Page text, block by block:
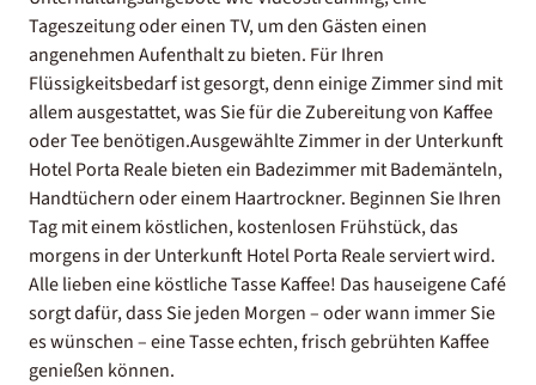
Tageszeitung oder einen TV, um den Gästen einen
angenehmen Aufenthalt zu bieten. Für Ihren
Flüssigkeitsbedarf ist gesorgt, denn einige Zimmer sind mit
allem ausgestattet, was Sie für die Zubereitung von Kaffee
oder Tee benötigen.Ausgewählte Zimmer in der Unterkunft
Hotel Porta Reale bieten ein Badezimmer mit Bademänteln,
Handtüchern oder einem Haartrockner. Beginnen Sie Ihren
Tag mit einem köstlichen, kostenlosen Frühstück, das
morgens in der Unterkunft Hotel Porta Reale serviert wird.
Alle lieben eine köstliche Tasse Kaffee! Das hauseigene Café
sorgt dafür, dass Sie jeden Morgen – oder wann immer Sie
es wünschen – eine Tasse echten, frisch gebrühten Kaffee
genießen können.